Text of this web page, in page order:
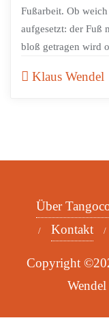
Fußarbeit. Ob
aufgesetzt: der Fuß
bloß getragen wird
Klaus Wendel
Über
Kontakt
Copyright